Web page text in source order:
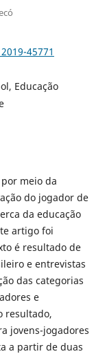
45771
Educação
meio da
do jogador de
da educação
artigo foi
é resultado de
e entrevistas
das categorias
e
resultado,
jovens-jogadores
a partir de duas